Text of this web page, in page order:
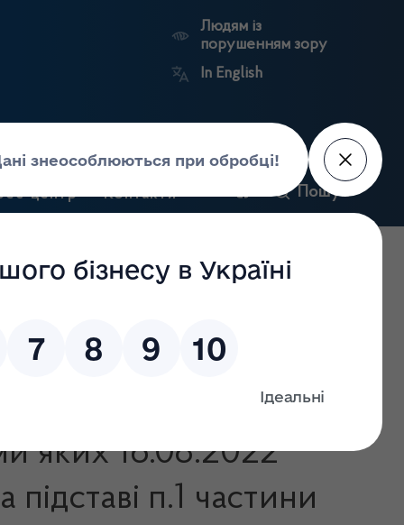
Людям із
порушенням зору
In English
центр Контакти Пошук
Ринковий
Державні
Антикорупційний
портал
п.1 частини другої статті 16 Закону України «Про
яких 16.08.2022
п.1 частини